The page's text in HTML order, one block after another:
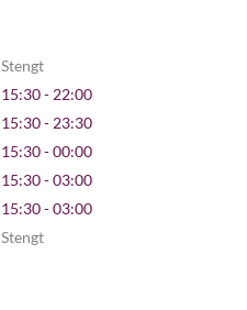
Stengt
15:30 - 22:00
15:30 - 23:30
15:30 - 00:00
15:30 - 03:00
15:30 - 03:00
Stengt